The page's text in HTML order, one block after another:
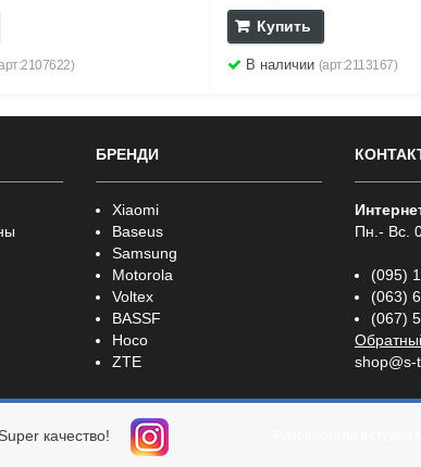
Купить
В наличии (арт:2113167)
БРЕНДИ
Xiaomi
Baseus
Samsung
Motorola
Voltex
BASSF
Hoco
ZTE
Пн.- Вс.
(095)
(063)
(067)
shop@s-
качество!